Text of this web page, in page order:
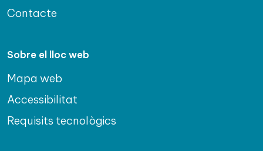
Contacte
Sobre el lloc web
Mapa web
Accessibilitat
Requisits tecnològics